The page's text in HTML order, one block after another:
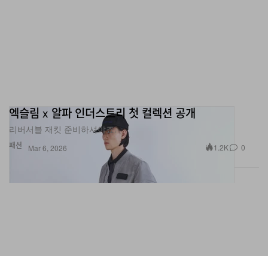
패션
엑슬림 x 알파 인더스트리 첫 컬렉션 공개
리버서블 재킷 준비하셔야죠.
Mar 6, 2026 1.2K 0